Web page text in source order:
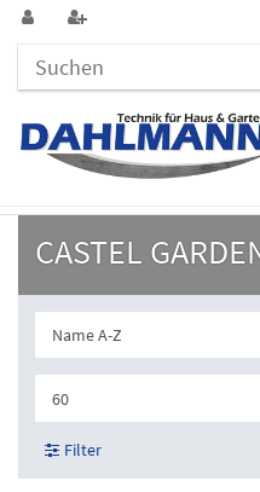
CASTEL
Filter